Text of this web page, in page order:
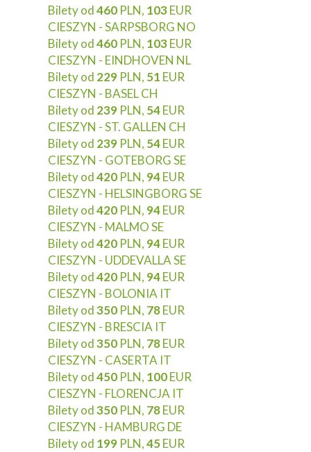
Bilety od460 PLN, 103EUR
CIESZYN - SARPSBORG NO
Bilety od460 PLN, 103EUR
CIESZYN - EINDHOVEN NL
Bilety od 229 PLN, 51 EUR
CIESZYN - BASEL CH
Bilety od 239 PLN, 54EUR
CIESZYN - ST. GALLEN CH
Bilety od 239 PLN, 54EUR
CIESZYN - GOTEBORG SE
Bilety od420 PLN, 94EUR
CIESZYN - HELSINGBORG SE
Bilety od420 PLN, 94EUR
CIESZYN - MALMO SE
Bilety od420 PLN, 94EUR
CIESZYN - UDDEVALLA SE
Bilety od420 PLN, 94EUR
CIESZYN - BOLONIA IT
Bilety od350 PLN, 78EUR
CIESZYN - BRESCIA IT
Bilety od350 PLN, 78EUR
CIESZYN - CASERTA IT
Bilety od450 PLN, 100EUR
CIESZYN - FLORENCJA IT
Bilety od350 PLN, 78EUR
CIESZYN - HAMBURG DE
Bilety od 199 PLN,45EUR